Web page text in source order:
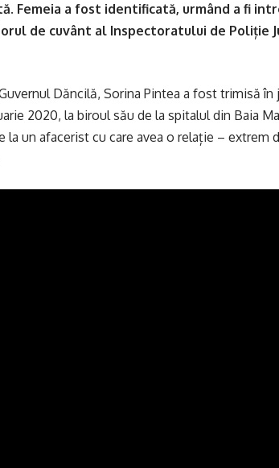
Femeia a fost identificată, urmând a fi
de cuvânt al Inspectoratului de Poliție
Dăncilă, Sorina Pintea a fost trimisă în
2020, la biroul său de la spitalul din Baia
la un afacerist cu care avea o relație – extrem